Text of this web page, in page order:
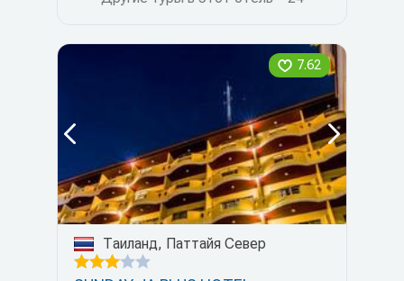
7.62
Таиланд, Паттайя Север